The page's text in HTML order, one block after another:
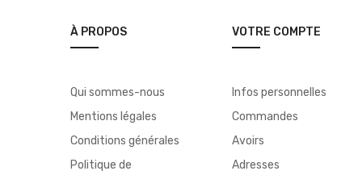
À PROPOS
Qui sommes-nous
Mentions légales
Conditions générales
Politique de
VOTRE COMPTE
Infos personnelles
Commandes
Avoirs
Adresses